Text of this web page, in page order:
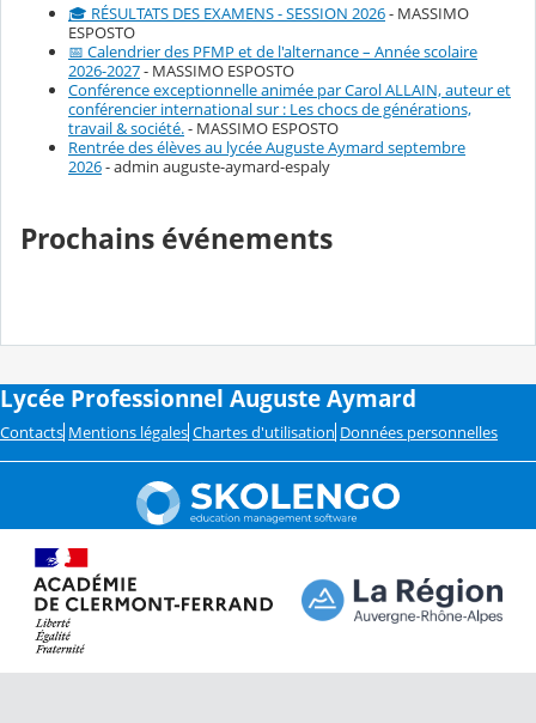
🎓 RÉSULTATS DES EXAMENS - SESSION 2026- MASSIMO
ESPOSTO
📅 Calendrier des PFMP et de l'alternance – Année scolaire
2026-2027- MASSIMO ESPOSTO
Conférence exceptionnelle animée par Carol ALLAIN, auteur et
conférencier international sur : Les chocs de générations,
travail & société.- MASSIMO ESPOSTO
Rentrée des élèves au lycée Auguste Aymard septembre
2026- admin auguste-aymard-espaly
Prochains événements
Lycée Professionnel Auguste Aymard
Contacts Mentions légales Chartes d'utilisation Données personnelles